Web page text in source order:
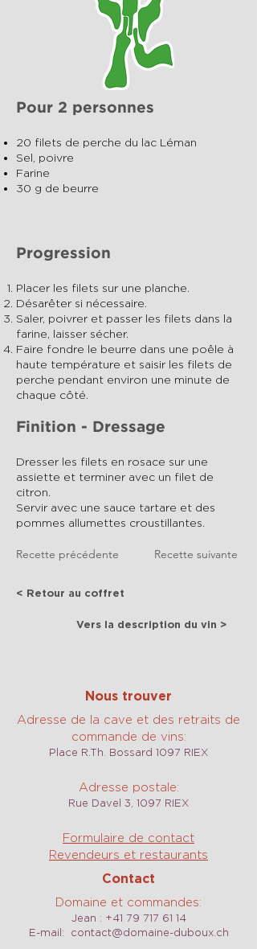
Pour 2 personnes
20 filets de perche du lac Léman
Sel, poivre
Farine
30 g de beurre
Progression
Placer les filets sur une planche.
Désarêter si nécessaire.
Saler, poivrer et passer les filets dans la
farine, laisser sécher.
Faire fondre le beurre dans une poêle à
haute température et saisir les filets de
perche pendant environ une minute de
chaque côté.
Finition - Dressage
Dresser les filets en rosace sur une
assiette et terminer avec un filet de
citron.
Servir avec une sauce tartare et des
pommes allumettes croustillantes.
Recette précédente Recette suivante
< Retour au coffret
Vers la description du vin >
Nous trouver
Adresse de la cave et des retraits de
commande de vins:
Place R.Th. Bossard 1097 RIEX
Adresse postale:
Rue Davel 3, 1097 RIEX
Formulaire de contact
Revendeurs et restaurants
Contact
Domaine et commandes:
Jean : +41 79 717 61 14
E-mail:
contact@domaine-duboux.ch